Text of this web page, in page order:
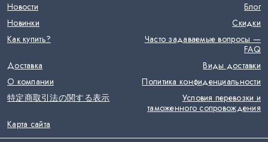
Новости
Блог
Новинки
Скидки
Как купить?
Часто задаваемые вопросы —
FAQ
Доставка
Виды доставки
О компании
Политика конфиденциальности
特定商取引法の関する表示
Условия перевозки и
таможенного сопровождения
Карта сайта